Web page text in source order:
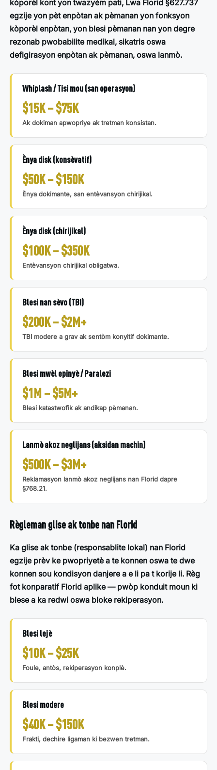
kòporèl kont yon twazyèm pati, Lwa Florid §627.737
egzije yon pèt enpòtan ak pèmanan yon fonksyon
kòporèl enpòtan, yon blesi pèmanan nan yon degre
rezonab pwobabilite medikal, sikatris oswa
defigirasyon enpòtan ak pèmanan, oswa lanmò.
Whiplash / Tisi mou (san operasyon)
$15K – $75K
Ak dokiman apwopriye ak tretman konsistan.
Ènya disk (konsèvatif)
$50K – $150K
Ènya dokimante, san entèvansyon chirijikal.
Ènya disk (chirijikal)
$100K – $350K
Entèvansyon chirijikal obligatwa.
Blesi nan sèvo (TBI)
$200K – $2M+
TBI modere a grav ak sentòm konyitif dokimante.
Blesi mwèl epinyè / Paralezi
$1M – $5M+
Blesi katastwofik ak andikap pèmanan.
Lanmò akoz neglijans (aksidan machin)
$500K – $3M+
Reklamasyon lanmò akoz neglijans nan Florid dapre
§768.21.
Règleman glise ak tonbe nan Florid
Ka glise ak tonbe (responsablite lokal) nan Florid
egzije prèv ke pwopriyetè a te konnen oswa te dwe
konnen sou kondisyon danjere a e li pa t korije li. Règ
fot konparatif Florid aplike — pwòp konduit moun ki
blese a ka redwi oswa bloke rekiperasyon.
Blesi lejè
$10K – $25K
Foule, antòs, rekiperasyon konplè.
Blesi modere
$40K – $150K
Frakti, dechire ligaman ki bezwen tretman.